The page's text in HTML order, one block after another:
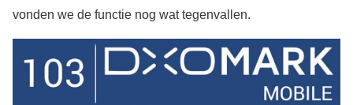
vonden we de functie nog wat tegenvallen.